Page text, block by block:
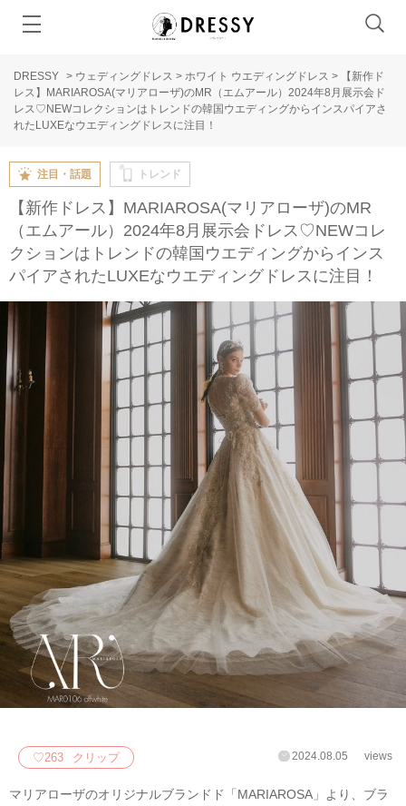
DRESSY > ウェディングドレス > ホワイト ウエディングドレス >
【新作ド
レス】MARIAROSA(マリアローザ)のMR（エムアール）2024年8月展示会ド
レス♡NEWコレクションはトレンドの韓国ウエディングからインスパイアさ
れたLUXEなウエディングドレスに注目！
注目・話題 トレンド
【新作ドレス】MARIAROSA(マリアローザ)のMR
（エムアール）2024年8月展示会ドレス♡NEWコレ
クションはトレンドの韓国ウエディングからインス
パイアされたLUXEなウエディングドレスに注目！
♡263 クリップ 2024.08.05 views
マリアローザのオリジナルブランドド「MARIAROSA」より、ブラ